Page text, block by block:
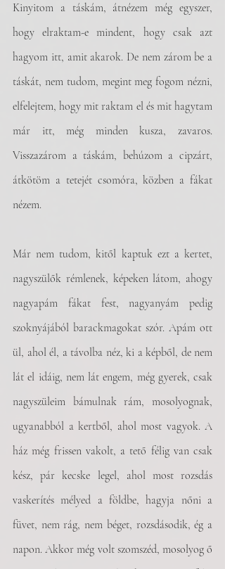
Kinyitom a táskám, átnézem még egyszer,
hogy elraktam-e mindent, hogy csak azt
hagyom itt, amit akarok. De nem zárom be a
táskát, nem tudom, megint meg fogom nézni,
elfelejtem, hogy mit raktam el és mit hagytam
már itt, még minden kusza, zavaros.
Visszazárom a táskám, behúzom a cipzárt,
átkötöm a tetejét csomóra, közben a fákat
nézem.
Már nem tudom, kitől kaptuk ezt a kertet,
nagyszülők rémlenek, képeken látom, ahogy
nagyapám fákat fest, nagyanyám pedig
szoknyájából barackmagokat szór. Apám ott
ül, ahol él, a távolba néz, ki a képből, de nem
lát el idáig, nem lát engem, még gyerek, csak
nagyszüleim bámulnak rám, mosolyognak,
ugyanabból a kertből, ahol most vagyok. A
ház még frissen vakolt, a tető félig van csak
kész, pár kecske legel, ahol most rozsdás
vaskerítés mélyed a földbe, hagyja nőni a
füvet, nem rág, nem béget, rozsdásodik, ég a
napon. Akkor még volt szomszéd, mosolyog ő